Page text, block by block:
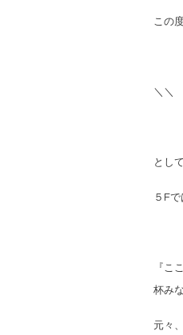
この
＼＼
とし
５F
『こ
杯み
元々